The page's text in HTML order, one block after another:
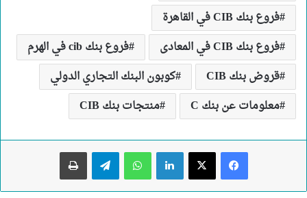
فروع بنك CIB في القاهرة
فروع بنك CIB في المعادى
فروع بنك cib في الهرم
قروض بنك CIB
كوبون البنك التجاري الدولي
معلومات عن بنك C
منتجات بنك CIB
لينكدإن واتساب تيلقرام طباعة